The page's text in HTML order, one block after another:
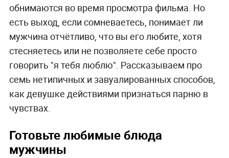
обнимаются во время просмотра фильма. Но
есть выход, если сомневаетесь, понимает ли
мужчина отчётливо, что вы его любите, хотя
стесняетесь или не позволяете себе просто
говорить "я тебя люблю". Рассказываем про
семь нетипичных и завуалированных способов,
как девушке действиями признаться парню в
чувствах.
Готовьте любимые блюда
мужчины